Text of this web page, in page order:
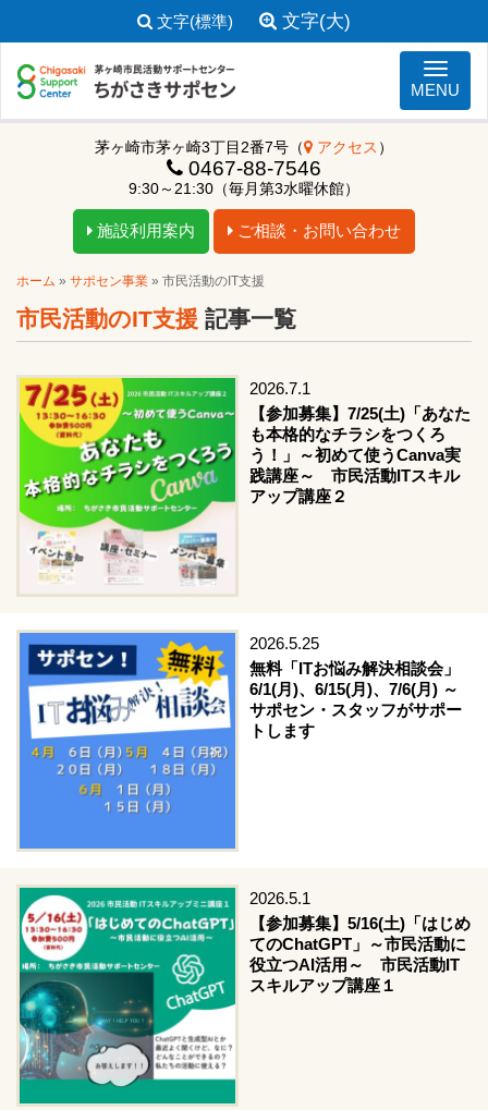
文字(標準) 文字(大)
ナビゲ
MENU
茅ヶ崎市茅ヶ崎3丁目2番7号（ アクセス ）
0467-88-7546
9:30～21:30（毎月第3水曜休館）
施設利用案内 ご相談・お問い合わせ
ホーム » サポセン事業 » 市民活動のIT支援
市民活動のIT支援 記事一覧
2026.7.1
【参加募集】7/25(土)「あなた
も本格的なチラシをつくろ
う！」～初めて使うCanva実
践講座～ 市民活動ITスキル
アップ講座２
2026.5.25
無料「ITお悩み解決相談会」
6/1(月)、6/15(月)、7/6(月) ～
サポセン・スタッフがサポー
トします
2026.5.1
【参加募集】5/16(土)「はじめ
てのChatGPT」～市民活動に
役立つAI活用～ 市民活動IT
スキルアップ講座１